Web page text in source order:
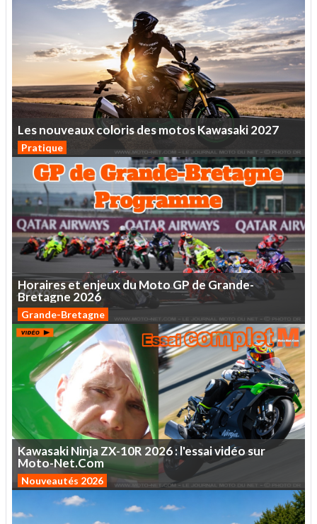
LesnouveauxcolorisdesmotosKawasaki2027
Pratique
HorairesetenjeuxduMotoGPdeGrande-
Bretagne 2026
Grande-Bretagne
KawasakiNinjaZX-10R2026:l'essaividéosur
Moto-Net.Com
Nouveautés 2026